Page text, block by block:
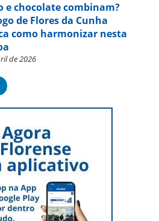
e chocolate combinam?
de Flores da Cunha
como harmonizar nesta
de 2026